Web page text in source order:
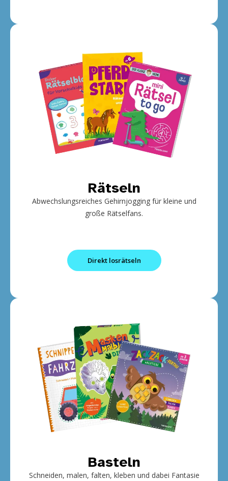
Rätseln
Abwechslungsreiches Gehirnjogging für kleine und
große Rätselfans.
Direkt losrätseln
Basteln
Schneiden, malen, falten, kleben und dabei Fantasie